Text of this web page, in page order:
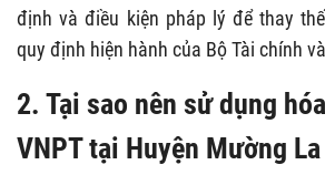
định và điều kiện pháp lý để thay
quy định hiện hành của Bộ Tài chính
2. Tại sao nên sử dụng
VNPT tại Huyện Mường La